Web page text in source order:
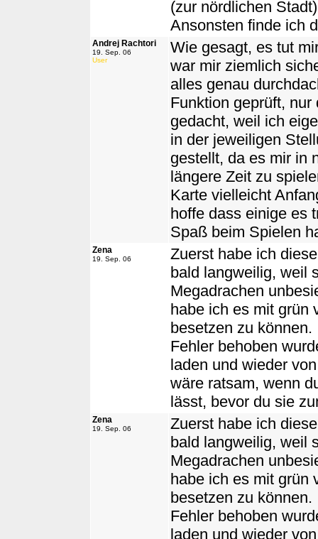
(zur nördlichen
Ansonsten finde ich
Andrej Rachtori
19. Sep. 06
User
Wie gesagt, es tut
war mir ziemlich
alles genau
Funktion geprüft,
gedacht, weil ich
in der jeweiligen
gestellt, da es mir in
längere Zeit zu
Karte vielleicht
hoffe dass einige es
Spaß beim Spielen
Zena
19. Sep. 06
Zuerst habe ich
bald langweilig, weil
Megadrachen
habe ich es mit grün
besetzen zu
Fehler behoben
laden und wieder
wäre ratsam, wenn
lässt, bevor du sie
Zena
19. Sep. 06
Zuerst habe ich
bald langweilig, weil
Megadrachen
habe ich es mit grün
besetzen zu
Fehler behoben
laden und wieder